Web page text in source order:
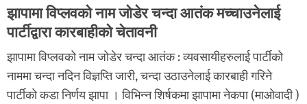
झापामा विप्लवको नाम जोडेर चन्दा आतंक मच्चाउनेलाई
पार्टीद्वारा कारबाहीको चेतावनी
झापामा विप्लवको नाम जोडेर चन्दा आतंक : व्यवसायीहरुलाई पार्टीको
नाममा चन्दा नदिन विज्ञप्ति जारी, चन्दा उठाउनेलाई कारबाही गरिने
पार्टीको कडा निर्णय झापा । विभिन्न शिर्षकमा झापामा नेकपा (माओवादी )